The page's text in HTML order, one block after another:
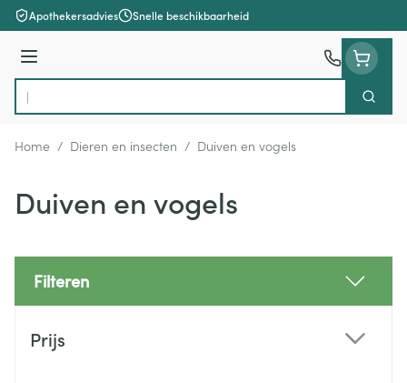
Ga naar de inhoud
Apothekersadvies Snelle beschikbaarheid
Menu
Product, merk, categorie...
Zoek
Home / Dieren en insecten / Duiven en vogels
Duiven en vogels
Filteren
Prijs